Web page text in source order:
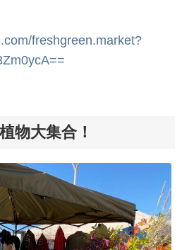
freshgreen.market?
物大集合！